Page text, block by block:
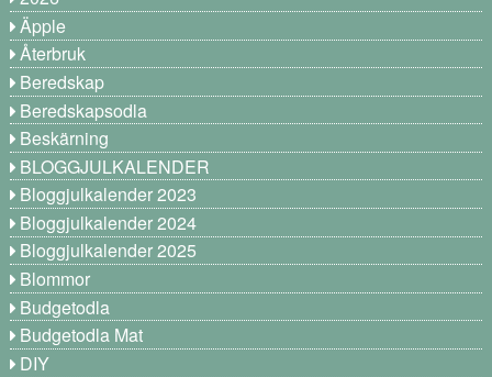
Äpple
Återbruk
Beredskap
Beredskapsodla
Beskärning
BLOGGJULKALENDER
Bloggjulkalender 2023
Bloggjulkalender 2024
Bloggjulkalender 2025
Blommor
Budgetodla
Budgetodla Mat
DIY